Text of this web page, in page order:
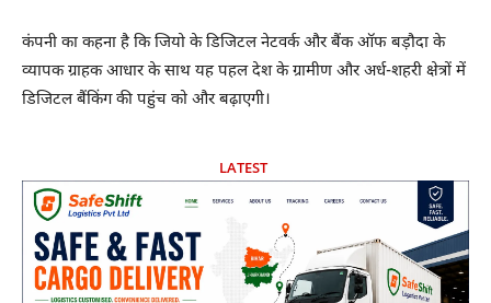
कंपनी का कहना है कि जियो के डिजिटल नेटवर्क और बैंक ऑफ बड़ौदा के
व्यापक ग्राहक आधार के साथ यह पहल देश के ग्रामीण और अर्ध-शहरी क्षेत्रों में
डिजिटल बैंकिंग की पहुंच को और बढ़ाएगी।
LATEST